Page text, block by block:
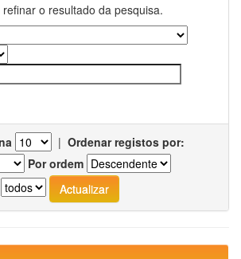
o resultado da pesquisa.
| Ordenar registos por:
Por ordem